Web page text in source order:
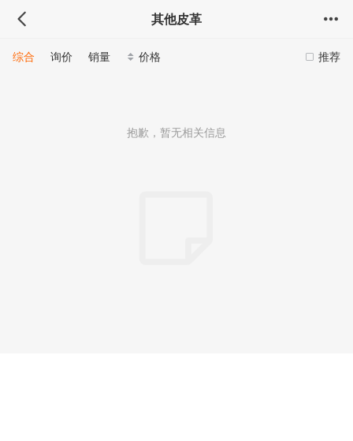
其他皮革
推荐
综合 询价 销量 价格
抱歉，暂无相关信息